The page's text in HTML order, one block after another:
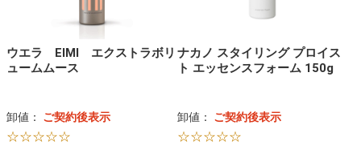
ウエラ EIMI エクストラボリ
ュームムース
卸値： ご契約後表示
☆☆☆☆☆
ナカノ スタイリング プロイス
ト エッセンスフォーム 150g
卸値： ご契約後表示
☆☆☆☆☆